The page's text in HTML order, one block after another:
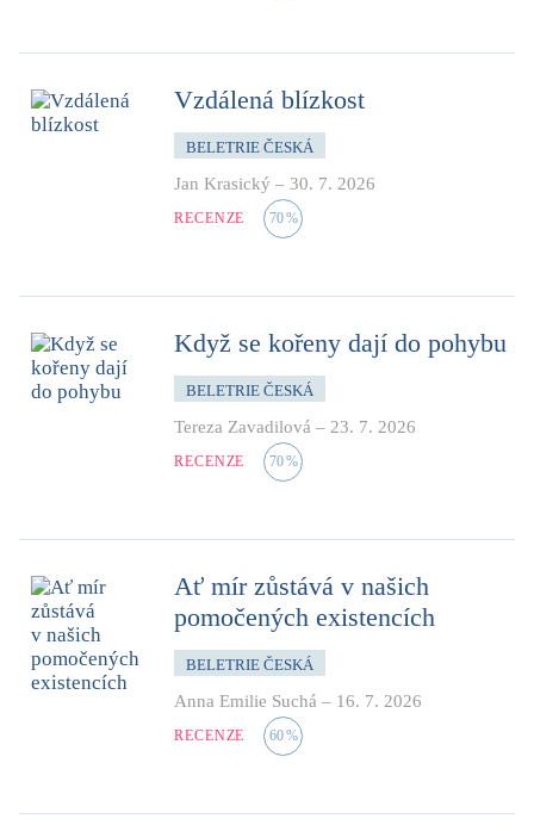
Vzdálená blízkost
BELETRIE ČESKÁ
Jan Krasický – 30. 7. 2026
RECENZE 70%
Když se kořeny dají do pohybu
BELETRIE ČESKÁ
Tereza Zavadilová – 23. 7. 2026
RECENZE 70%
Ať mír zůstává v našich
pomočených existencích
BELETRIE ČESKÁ
Anna Emilie Suchá – 16. 7. 2026
RECENZE 60%